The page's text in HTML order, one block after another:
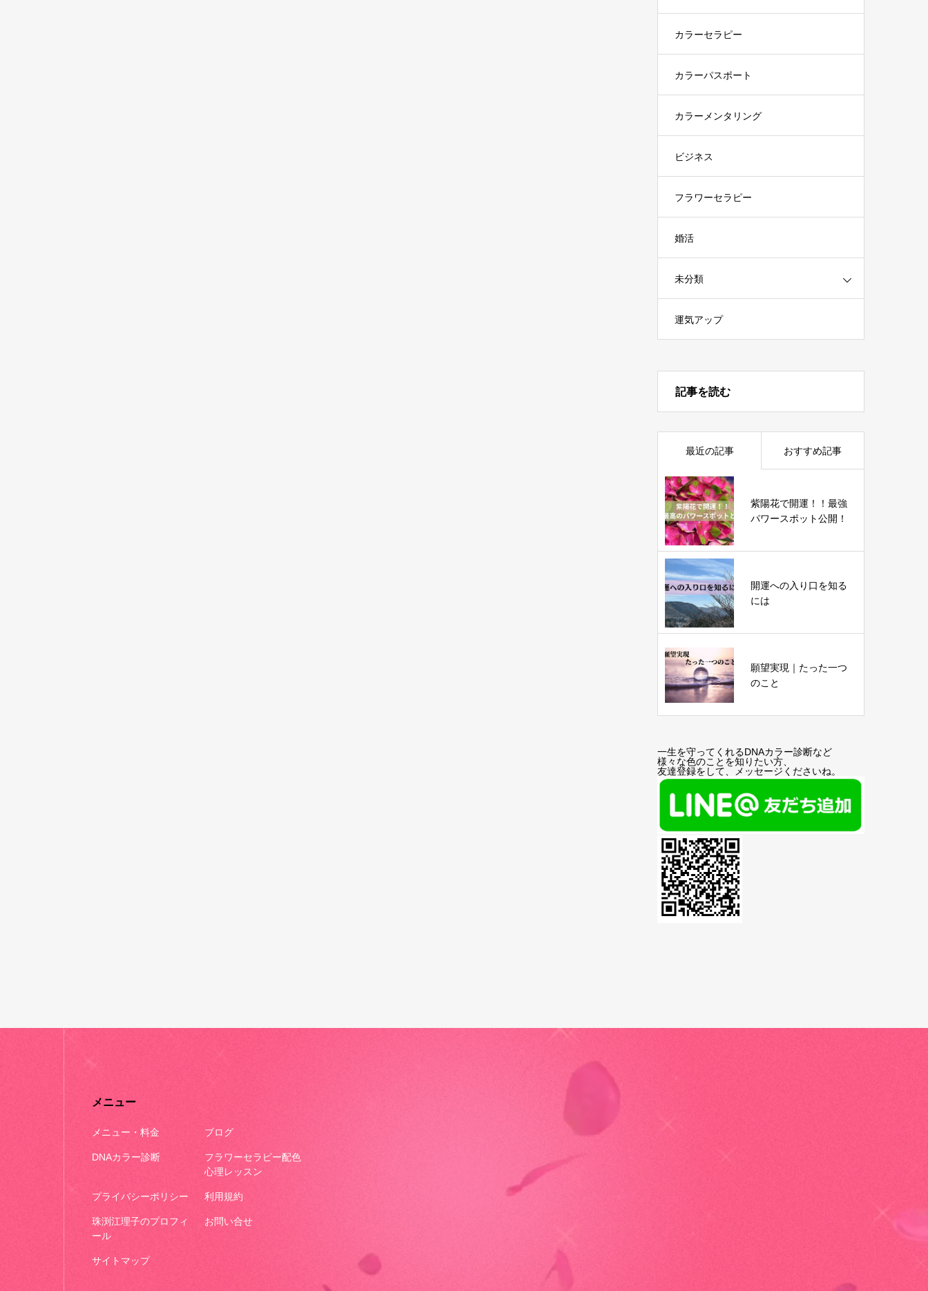
カラーセラピー
カラーパスポート
カラーメンタリング
ビジネス
フラワーセラピー
婚活
未分類
運気アップ
記事を読む
最近の記事 おすすめ記事
紫陽花で開運！！最強
パワースポット公開！
開運への入り口を知る
には
願望実現｜たった一つ
のこと
一生を守ってくれるDNAカラー診断など
様々な色のことを知りたい方、
友達登録をして、メッセージくださいね。
メニュー
メニュー・料金 ブログ
DNAカラー診断
フラワーセラピー配色
心理レッスン
プライバシーポリシー 利用規約
珠渕江理子のプロフィ
ール
お問い合せ
サイトマップ